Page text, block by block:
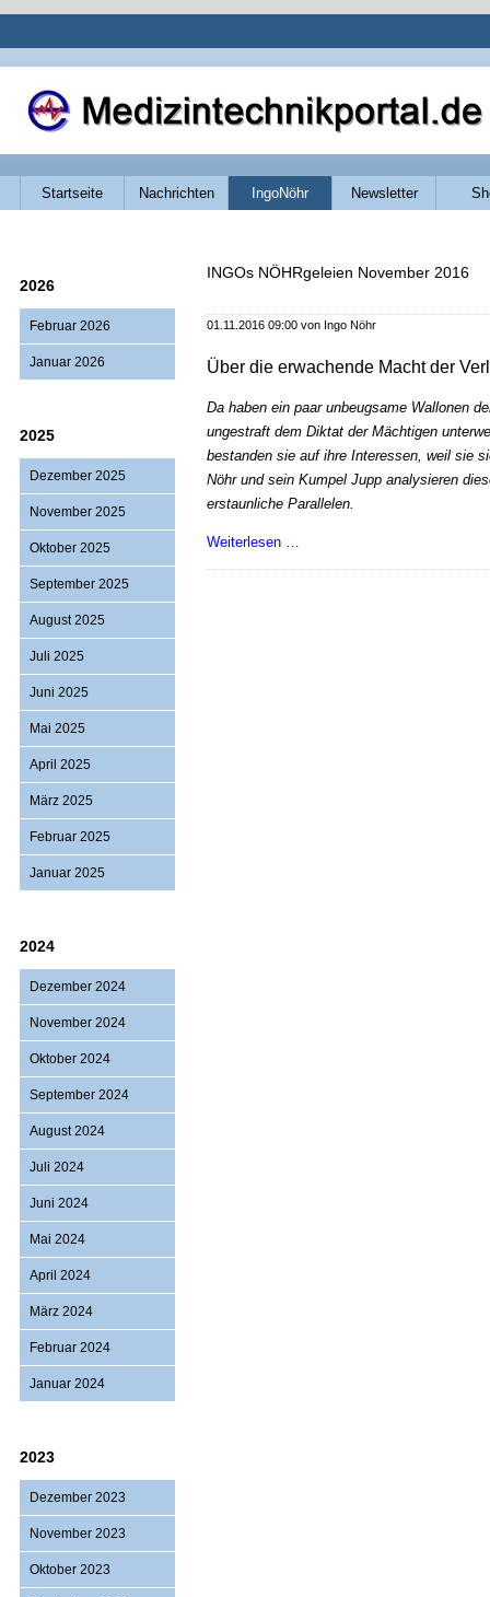
Navigation
überspringen
Startseite Nachrichten IngoNöhr Newsletter
2026
Februar 2026
Januar 2026
2025
Dezember 2025
November 2025
Oktober 2025
September 2025
August 2025
Juli 2025
Juni 2025
Mai 2025
April 2025
März 2025
Februar 2025
Januar 2025
2024
Dezember 2024
November 2024
Oktober 2024
September 2024
August 2024
Juli 2024
Juni 2024
Mai 2024
April 2024
März 2024
Februar 2024
Januar 2024
2023
Dezember 2023
November 2023
Oktober 2023
INGOs NÖHRgeleien November 2016
01.11.2016 09:00 von Ingo Nöhr
Über die erwachende Macht der
Da haben ein paar unbeugsame Wallonen
ungestraft dem Diktat der Mächtigen
bestanden sie auf ihre Interessen, weil sie
Nöhr und sein Kumpel Jupp analysieren
erstaunliche Parallelen.
Weiterlesen …
die